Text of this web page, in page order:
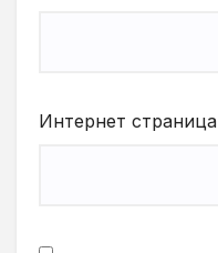
Интернет страница